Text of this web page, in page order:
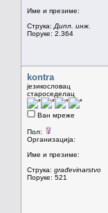
Име и презиме:
Струка: Дипл. инж.
Поруке: 2.364
kontra
језикословац
староседелац
Ван мреже
Пол:
Организација:
Име и презиме:
Струка: građevinarstvo
Поруке: 521